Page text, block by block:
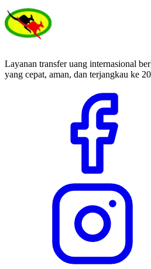
Layanan transfer uang internasional
yang cepat, aman, dan terjangkau ke